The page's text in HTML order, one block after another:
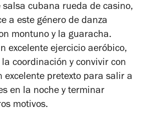
salsa cubana rueda de casino,
a este género de danza
montuno y la guaracha.
excelente ejercicio aeróbico,
coordinación y convivir con
excelente pretexto para salir a
en la noche y terminar
motivos.